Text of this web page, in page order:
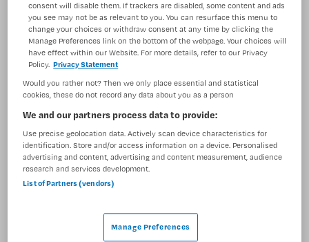
PLAATSINGSDATUM
3 juni 2026
NIVEAU
MBO
ERVARING
Ervaren
DIENSTVERBAND
Vacature niet beschikbaar
Deze vacature Verzorgende IG NAH bij Maandag is niet
meer actueel. Hieronder staan enkele vergelijkbare
vacatures die voor u wellicht interessant zijn.
consent will disable them. If trackers are disabled, some content and ads
you see may not be as relevant to you. You can resurface this menu to
change your choices or withdraw consent at any time by clicking the
Manage Preferences link on the bottom of the webpage. Your choices will
have effect within our Website. For more details, refer to our Privacy
Policy. Privacy Statement
Would you rather not? Then we only place essential and statistical
cookies, these do not record any data about you as a person
We and our partners process data to provide:
Use precise geolocation data. Actively scan device characteristics for
identification. Store and/or access information on a device. Personalised
advertising and content, advertising and content measurement, audience
research and services development.
List of Partners (vendors)
Manage Preferences